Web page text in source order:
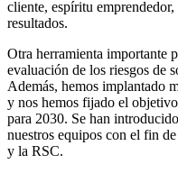
cliente, espíritu
resultados.
Otra herramienta importante
evaluación de los riesgos de
Además, hemos implantado
y nos hemos fijado el
para 2030. Se han
nuestros equipos con el fin
y la RSC.